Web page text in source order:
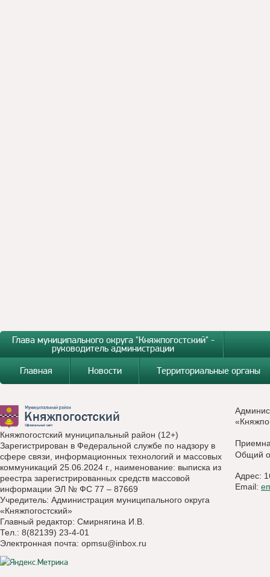
Глава муниципального округа "Княжпогостский" -
руководитель администрации
Главная
Новости Территориальные органы
Княжпогостский муниципальный район (12+)
Зарегистрирован в Федеральной службе по надзору в
сфере связи, информационных технологий и массовых
коммуникаций 25.06.2024 г., наименование: выписка из
реестра зарегистрированных средств массовой
информации ЭЛ № ФС 77 – 87669
Учредитель: Администрация муниципального округа
«Княжпогостский»
Главный редактор: Смирнягина И.В.
Тел.: 8(82139) 23-4-01
Электронная почта: opmsu@inbox.ru
Общий
Адрес:
Email: